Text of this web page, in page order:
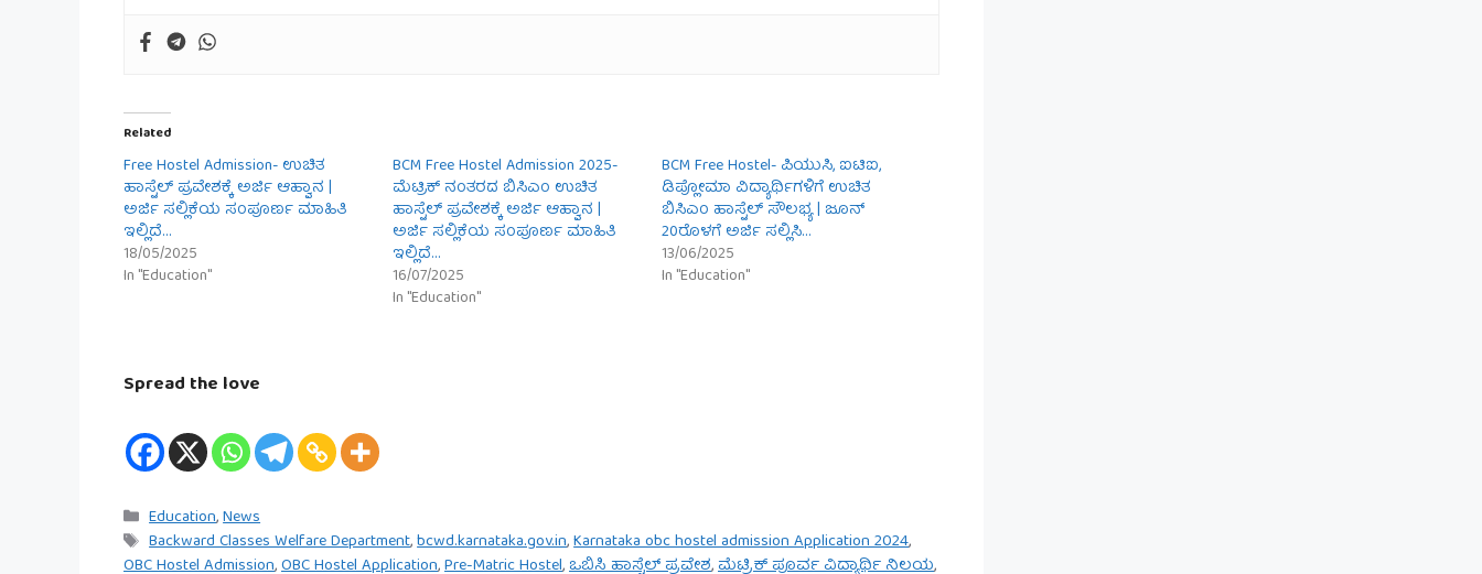
Related
Free Hostel Admission- ಉಚಿತ
ಹಾಸ್ಟೆಲ್ ಪ್ರವೇಶಕ್ಕೆ ಅರ್ಜಿ ಆಹ್ವಾನ |
ಅರ್ಜಿ ಸಲ್ಲಿಕೆಯ ಸಂಪೂರ್ಣ ಮಾಹಿತಿ
ಇಲ್ಲಿದೆ…
18/05/2025
In "Education"
BCM Free Hostel Admission 2025-
ಮೆಟ್ರಿಕ್ ನಂತರದ ಬಿಸಿಎಂ ಉಚಿತ
ಹಾಸ್ಟೆಲ್ ಪ್ರವೇಶಕ್ಕೆ ಅರ್ಜಿ ಆಹ್ವಾನ |
ಅರ್ಜಿ ಸಲ್ಲಿಕೆಯ ಸಂಪೂರ್ಣ ಮಾಹಿತಿ
ಇಲ್ಲಿದೆ…
16/07/2025
In "Education"
BCM Free Hostel- ಪಿಯುಸಿ, ಐಟಿಐ,
ಡಿಪ್ಲೋಮಾ ವಿದ್ಯಾರ್ಥಿಗಳಿಗೆ ಉಚಿತ
ಬಿಸಿಎಂ ಹಾಸ್ಟೆಲ್ ಸೌಲಭ್ಯ | ಜೂನ್
20ರೊಳಗೆ ಅರ್ಜಿ ಸಲ್ಲಿಸಿ…
13/06/2025
In "Education"
Spread the love
Categories
Education,News
Tags
Backward Classes Welfare Department,bcwd.karnataka.gov.in,Karnataka obc hostel admission Application 2024,
OBC Hostel Admission,OBC Hostel Application,Pre-Matric Hostel,ಒಬಿಸಿ ಹಾಸ್ಟೆಲ್ ಪ್ರವೇಶ,ಮೆಟ್ರಿಕ್ ಪೂರ್ವ ವಿದ್ಯಾರ್ಥಿ ನಿಲಯ,